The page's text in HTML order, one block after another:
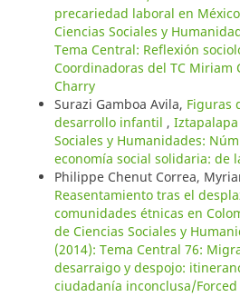
precariedad laboral en México
Ciencias Sociales y
Tema Central: Reflexión
Coordinadoras del TC Miriam
Charry
Surazi Gamboa Avila, Figuras
desarrollo infantil , Iztapalapa
Sociales y Humanidades:
economía social solidaria: de
Philippe Chenut Correa,
Reasentamiento tras el
comunidades étnicas en
de Ciencias Sociales y
(2014): Tema Central 76:
desarraigo y despojo:
ciudadanía inconclusa/